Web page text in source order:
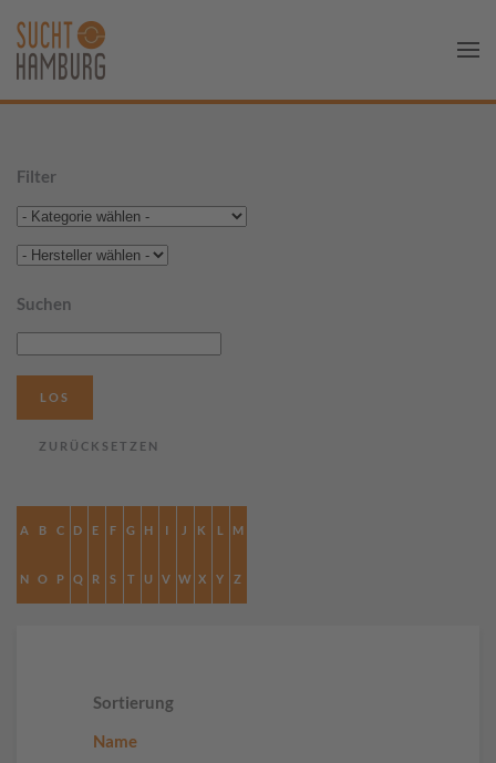
Filter
Suchen
A B C D E F G H I J K L M
N O P Q R S T U V W X Y Z
Sortierung
Name